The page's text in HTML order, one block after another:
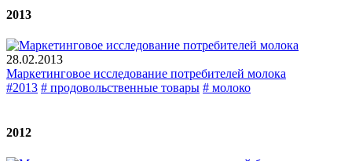
2013
28.02.2013
Маркетинговое исследование потребителей молока
#2013 # продовольственные товары # молоко
2012